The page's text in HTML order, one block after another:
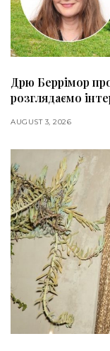
Дрю Беррімор
розглядаємо
AUGUST 3, 2026